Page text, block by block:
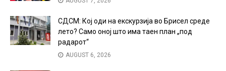
СДСМ: Кој оди на екскурзија во Брисел среде
лето? Само оној што има таен план „под
радарот“
AUGUST 6, 2026